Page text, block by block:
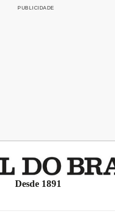
Desde 1891